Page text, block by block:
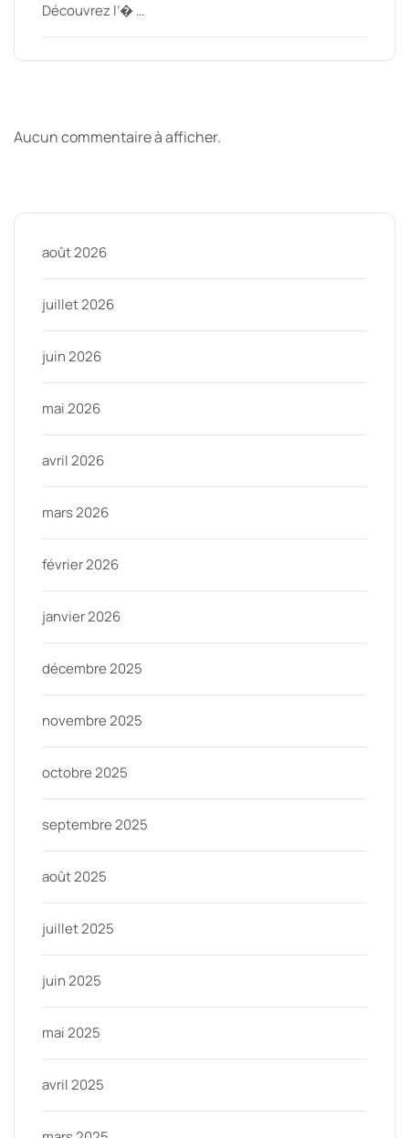
Découvrez l’� …
Aucun commentaire à afficher.
août 2026
juillet 2026
juin 2026
mai 2026
avril 2026
mars 2026
février 2026
janvier 2026
décembre 2025
novembre 2025
octobre 2025
septembre 2025
août 2025
juillet 2025
juin 2025
mai 2025
avril 2025